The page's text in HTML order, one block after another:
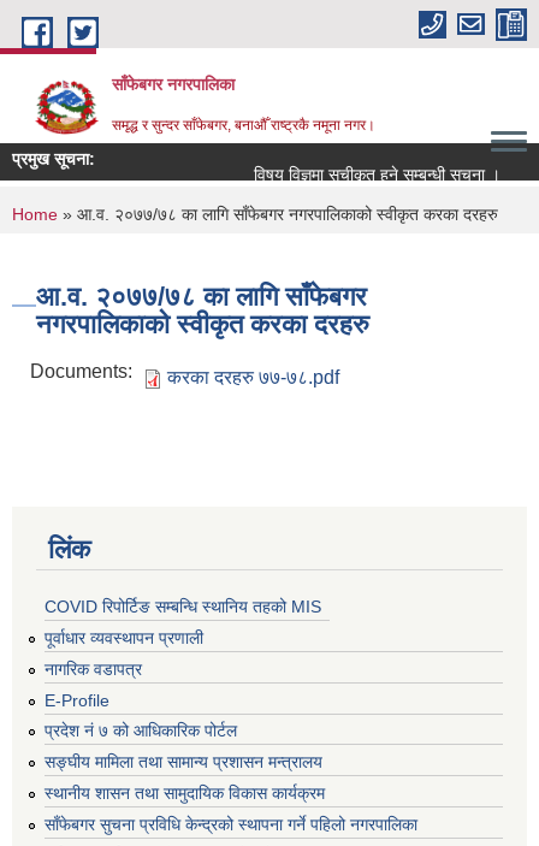
Skip to main content
साँफेबगर नगरपालिका
समृद्ध र सुन्दर साँफेबगर, बनाऔँ राष्ट्रकै नमूना नगर।
प्रमुख सूचना:
विषय विज्ञमा सुचीकृत हुने सम्बन्धी सूचना ।
You are here
Home » आ.व. २०७७/७८ का लागि साँफेबगर नगरपालिकाको स्वीकृत करका दरहरु
आ.व. २०७७/७८ का लागि साँफेबगर
नगरपालिकाको स्वीकृत करका दरहरु
Documents: करका दरहरु ७७-७८.pdf
लिंक
COVID रिपोर्टिङ सम्बन्धि स्थानिय तहको MIS
पूर्वाधार व्यवस्थापन प्रणाली
नागरिक वडापत्र
E-Profile
प्रदेश नं ७ को आधिकारिक पोर्टल
सङ्घीय मामिला तथा सामान्य प्रशासन मन्त्रालय
स्थानीय शासन तथा सामुदायिक विकास कार्यक्रम
साँफेबगर सुचना प्रविधि केन्द्रको स्थापना गर्ने पहिलो नगरपालिका